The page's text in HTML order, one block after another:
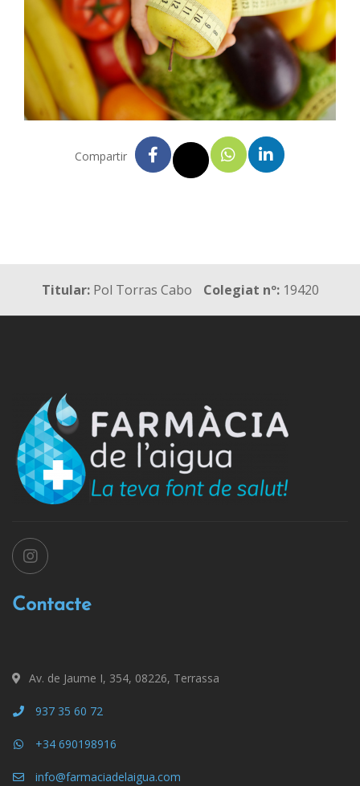
Compartir
Titular:Pol Torras Cabo Colegiat nº:19420
Contacte
Av. de Jaume I, 354, 08226, Terrassa
937 35 60 72
+34 690198916
info@farmaciadelaigua.com